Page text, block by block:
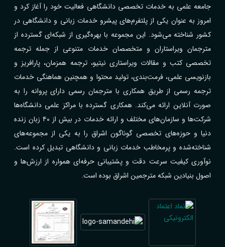
جامعه علمی به خدمات تخصصی دانشگاهی فعالیت خود را آغاز کرد و
امروز به عنوان یکی از پلتفرم‌های پیشرو خدمات زبانی و دانشگاهی در
کشور شناخته می‌شود. این مجموعه با بهره‌گیری از شبکه‌ای گسترده از
مترجمان ویراستاران و متخصصان خدمات متنوعی از جمله ترجمه
تخصصی کتب و مقالات ویراستاری نیتیو، ترجمه همزمان، پارافریز و
بازنویسی علمی، فرمت‌بندی، تولید محتوا و همچنین هماهنگی خدمات
ترجمه رسمی از طریق همکاری با مترجمان رسمی دارای پروانه را به
صورت آنلاین ارائه می‌کند. همکاری گسترده با مراکز علمی دانشگاه‌ها
شرکت‌ها و سازمان‌های مختلف و ارائه خدمات در بیش از ۴۰ زبان زنده
دنیا و حوزه‌های تخصصی گوناگون اشراق را به یکی از مجموعه‌های
شناخته‌شده و پرمخاطب خدمات زبانی و دانشگاهی تبدیل کرده است.
نوآوری کیفیت سرعت دقت و پشتیبانی حرفه‌ای همواره از ارزش‌ها و
اصول بنیادین شبکه مترجمین اشراق بوده است.